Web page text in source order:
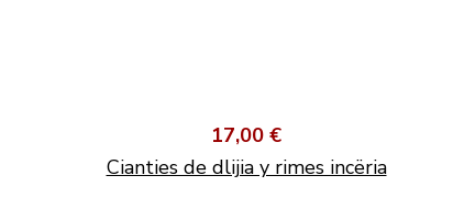
17,00 €
Cianties de dlijia y rimes incëria